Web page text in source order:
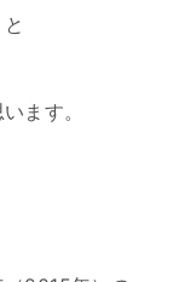
ます。